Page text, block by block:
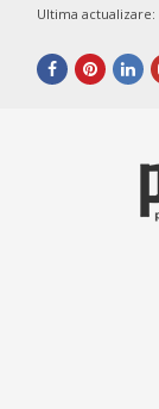
Ultima actualizare: